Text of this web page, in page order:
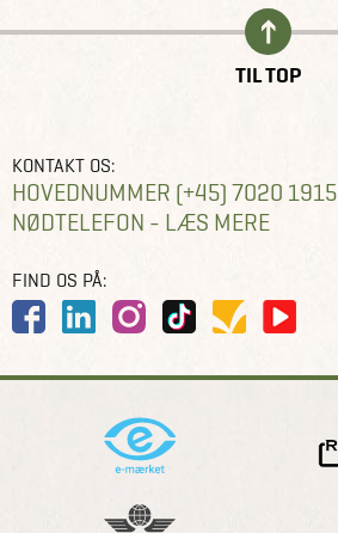
TIL TOP
KONTAKT OS:
HOVEDNUMMER (+45) 7020 1915
NØDTELEFON - LÆS MERE
FIND OS PÅ: